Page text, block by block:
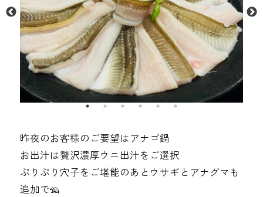
昨夜のお客様のご要望はアナゴ鍋
お出汁は贅沢濃厚ウニ出汁をご選択
ぷりぷり穴子をご堪能のあとウサギとアナグマも
追加で🦡